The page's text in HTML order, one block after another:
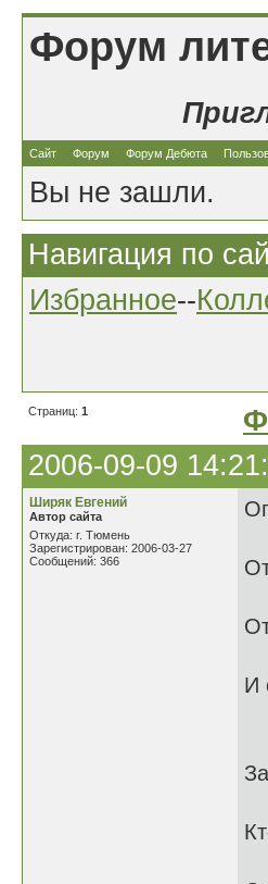
Форум
Сайт Форум Форум Дебюта
Вы не зашли.
Навигация по
Избранное--
Страниц: 1
2006-09-09
Ширяк Евгений
Автор сайта
Откуда: г. Тюмень
Зарегистрирован: 2006-03-27
Сообщений: 366
И